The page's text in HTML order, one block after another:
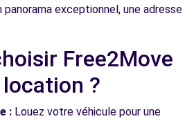
km
exceptionnel, une adresse
Free2Move
?
: Louez votre véhicule pour une